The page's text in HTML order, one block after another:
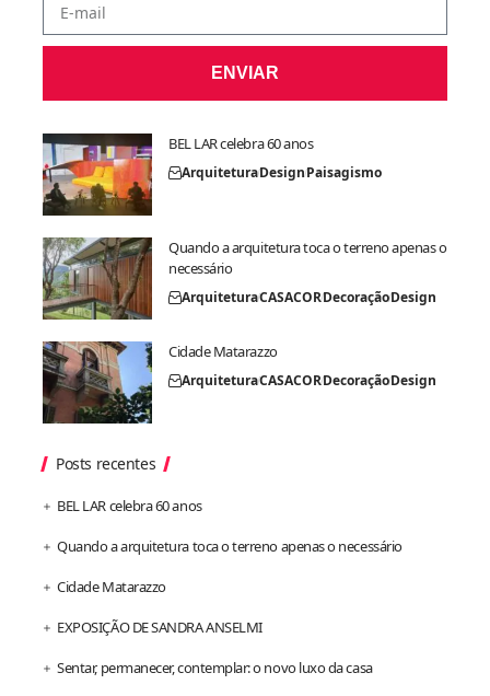
ENVIAR
BEL LAR celebra 60 anos
ArquiteturaDesignPaisagismo
Quando a arquitetura toca o terreno apenas o
necessário
ArquiteturaCASACORDecoraçãoDesign
Cidade Matarazzo
ArquiteturaCASACORDecoraçãoDesign
Posts recentes
BEL LAR celebra 60 anos
Quando a arquitetura toca o terreno apenas o necessário
Cidade Matarazzo
EXPOSIÇÃO DE SANDRA ANSELMI
Sentar, permanecer, contemplar: o novo luxo da casa